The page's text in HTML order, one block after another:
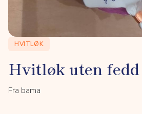
HVITLØK
Hvitløk uten fedd
Fra bama